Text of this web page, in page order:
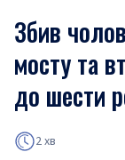
Збив
мосту та
до шести
2 хв